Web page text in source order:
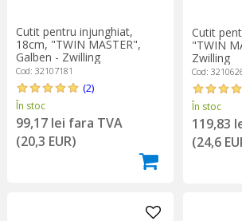
Cutit pentru injunghiat,
18cm, "TWIN MASTER",
Galben - Zwilling
Cod: 32107181
(2)
În stoc
99,17 lei fara TVA
(20,3 EUR)
Cutit
"TWIN
Zwilling
Cod:
În stoc
119,83
(24,6